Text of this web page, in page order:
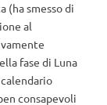
(ha smesso di
al
fase di Luna
consapevoli